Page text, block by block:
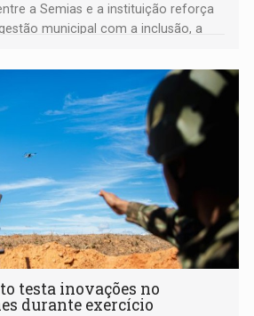
a Semias e a instituição reforça
municipal com a inclusão, a
testa inovações no
durante exercício